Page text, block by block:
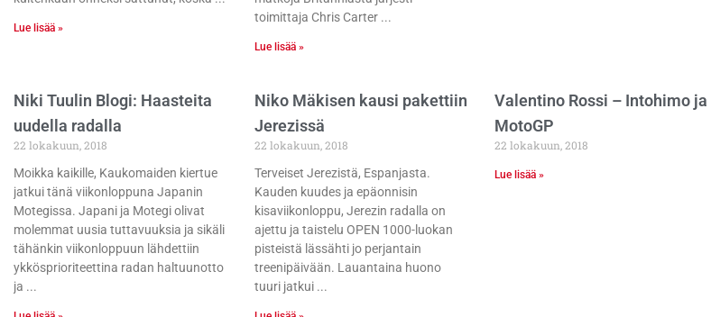
Lue lisää »
toimittaja Chris Carter
Lue lisää »
Niki Tuulin Blogi: Haasteita
uudella radalla
22 lokakuun, 2018
Moikka kaikille, Kaukomaiden kiertue
jatkui tänä viikonloppuna Japanin
Motegissa. Japani ja Motegi olivat
molemmat uusia tuttavuuksia ja sikäli
tähänkin viikonloppuun lähdettiin
ykkösprioriteettina radan haltuunotto
ja
Niko Mäkisen kausi pakettiin
Jerezissä
22 lokakuun, 2018
Terveiset Jerezistä, Espanjasta.
Kauden kuudes ja epäonnisin
kisaviikonloppu, Jerezin radalla on
ajettu ja taistelu OPEN 1000-luokan
pisteistä lässähti jo perjantain
treenipäivään. Lauantaina huono
tuuri jatkui
Valentino Rossi – Intohimo ja
MotoGP
22 lokakuun, 2018
Lue lisää »